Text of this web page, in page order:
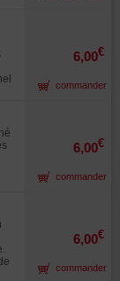
6,00€
commander
6,00€
commander
6,00€
commander